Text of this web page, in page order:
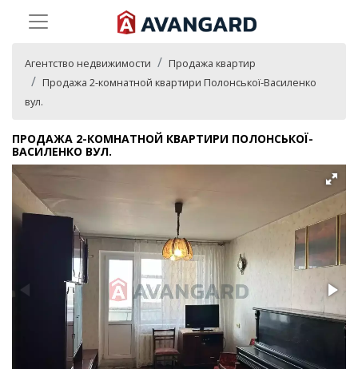
Агентство недвижимости
Продажа квартир
Продажа 2-комнатной квартири Полонської-Василенко
вул.
ПРОДАЖА 2-КОМНАТНОЙ КВАРТИРИ ПОЛОНСЬКОЇ-
ВАСИЛЕНКО ВУЛ.